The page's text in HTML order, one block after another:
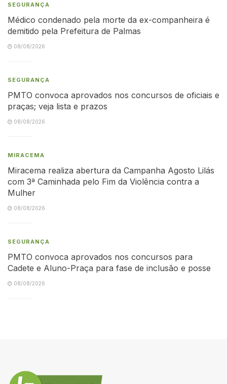
SEGURANÇA
Médico condenado pela morte da ex-companheira é
demitido pela Prefeitura de Palmas
08/08/2026
SEGURANÇA
PMTO convoca aprovados nos concursos de oficiais e
praças; veja lista e prazos
08/08/2026
MIRACEMA
Miracema realiza abertura da Campanha Agosto Lilás
com 3ª Caminhada pelo Fim da Violência contra a
Mulher
08/08/2026
SEGURANÇA
PMTO convoca aprovados nos concursos para
Cadete e Aluno-Praça para fase de inclusão e posse
08/08/2026